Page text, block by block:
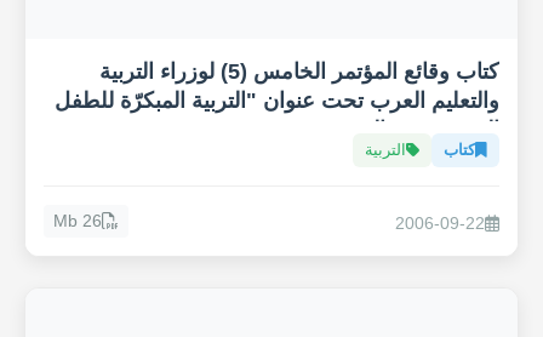
كتاب وقائع المؤتمر الخامس (5) لوزراء التربية
والتعليم العرب تحت عنوان "التربية المبكرّة للطفل
العربي في عالم متغير"
كتاب التربية
2006-09-22
26 Mb